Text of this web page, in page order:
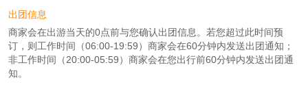
出团信息
商家会在出游当天的0点前与您确认出团信息。若您超过此时间预
订，则工作时间（06:00-19:59）商家会在60分钟内发送出团通知；
非工作时间（20:00-05:59）商家会在您出行前60分钟内发送出团通
知。